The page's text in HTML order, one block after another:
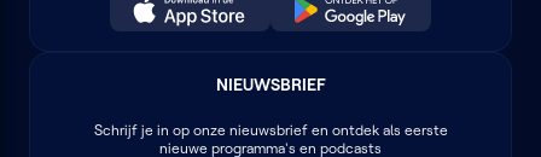
NIEUWSBRIEF
Schrijf je in op onze nieuwsbrief en ontdek als eerste
nieuwe programma's en podcasts